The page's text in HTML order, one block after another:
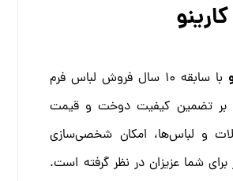
با سابقه 10 سال فروش لباس فرم
بر تضمین کیفیت دوخت و قیمت
و لباس‌ها، امکان شخصی‌سازی
برای شما عزیزان در نظر گرفته است.